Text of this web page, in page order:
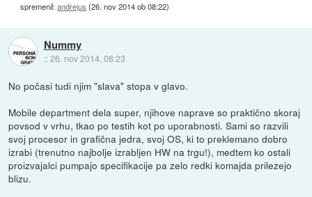
spremenil:andrejus (26. nov 2014 ob 08:22)
Nummy
::26. nov 2014, 08:23
No počasi tudi njim "slava" stopa v glavo.
Mobile department dela super, njihove naprave so praktično skoraj
povsod v vrhu, tkao po testih kot po uporabnosti. Sami so razvili
svoj procesor in grafična jedra, svoj OS, ki to preklemano dobro
izrabi (trenutno najbolje izrabljen HW na trgu!), medtem ko ostali
proizvajalci pumpajo specifikacije pa zelo redki komajda prilezejo
blizu.